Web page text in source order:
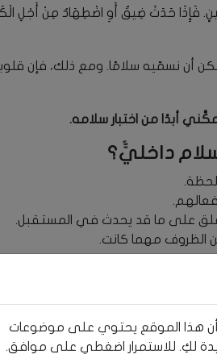
حَدَثَ ضِيقٌ أَوِ اضْطِهَادٌ مِنْ أَجْلِ
أن نسمّيه سلامًا. ومع ذلك، فإن
أبدًا من اختبار سلامه.
داخليٌّ؟
على ما قد يحدث في المستقبل.
الظروف مهما كانت.
الحياة برضى، فتحاولين باستمرار
قراراتك، وترفضين التوبة عن
أن هذا الموقع يحتوي على موضوعات
لكِ. للاستمرار اضغطي على موافق.